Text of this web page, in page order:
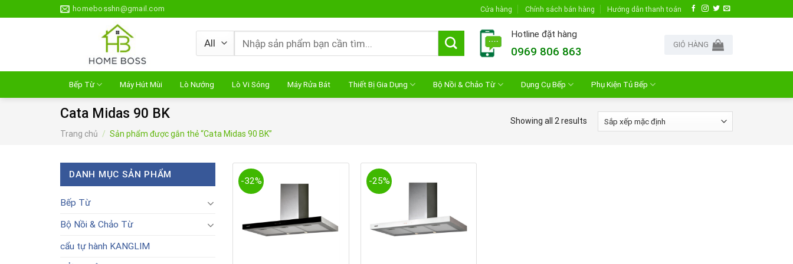
to
homebosshn@gmail.com Cửa hàng Chính sách bán hàng Hướng dẫn thanh toán
Tìm
kiếm:
Hotline đặt hàng
0969 806 863
GIỎ HÀNG
Bếp Từ Máy Hút Mùi Lò Nướng Lò Vi Sóng Máy Rửa Bát Thiết Bị Gia Dụng Bộ Nồi & Chảo Từ Dụng Cụ Bếp Phụ Kiện Tủ Bếp
Cata Midas 90 BK
Trang chủ / Sản phẩm được gắn thẻ “Cata Midas 90 BK”
Showing all 2 results
DANH MỤC SẢN PHẨM
Bếp Từ
Bộ Nồi & Chảo Từ
cẩu tự hành KANGLIM
-32% -25%